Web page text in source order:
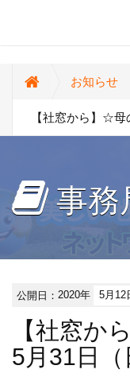
お知らせ
【社窓から】☆
事務
公開日：2020年 5月12
【社窓か
5月31日